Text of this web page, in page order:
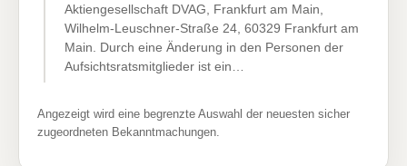
Aktiengesellschaft DVAG, Frankfurt am Main,
Wilhelm-Leuschner-Straße 24, 60329 Frankfurt am
Main. Durch eine Änderung in den Personen der
Aufsichtsratsmitglieder ist ein…
Angezeigt wird eine begrenzte Auswahl der neuesten sicher
zugeordneten Bekanntmachungen.